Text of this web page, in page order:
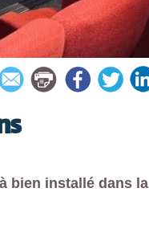
bien installé dans la